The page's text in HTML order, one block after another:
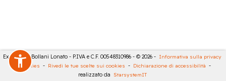
Expert City Bollani Lonato - P.IVA e C.F. 00548310986 - © 2026 - Informativa sulla privacy
Cookies - Rivedi le tue scelte sui cookies - Dichiarazione di accessibilità -
realizzato da StarsystemIT